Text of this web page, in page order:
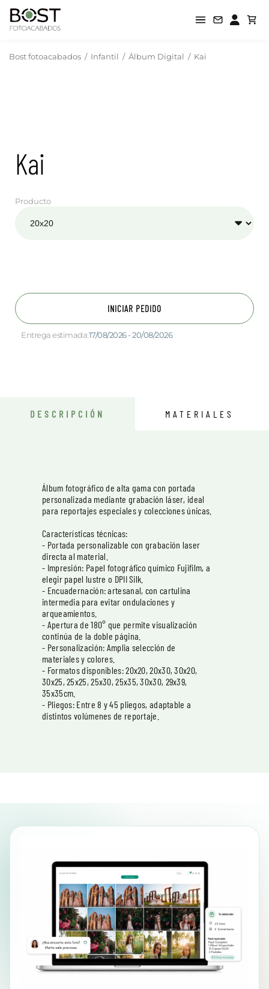
Bost fotoacabados / Infantil / Álbum Digital / Kai
Kai
Producto
INICIAR PEDIDO
Entrega estimada:17/08/2026 - 20/08/2026
DESCRIPCIÓN MATERIALES
Álbum fotográfico de alta gama con portada
personalizada mediante grabación láser, ideal
para reportajes especiales y colecciones únicas.
Características técnicas:
- Portada personalizable con grabación laser
directa al material.
- Impresión: Papel fotográfico químico Fujifilm, a
elegir papel lustre o DPII Silk.
- Encuadernación: artesanal, con cartulina
intermedia para evitar ondulaciones y
arqueamientos.
- Apertura de 180° que permite visualización
continúa de la doble página.
- Personalización: Amplia selección de
materiales y colores.
- Formatos disponibles: 20x20, 20x30, 30x20,
30x25, 25x25, 25x30, 25x35, 30x30, 29x39,
35x35cm.
- Pliegos: Entre 8 y 45 pliegos, adaptable a
distintos volúmenes de reportaje.